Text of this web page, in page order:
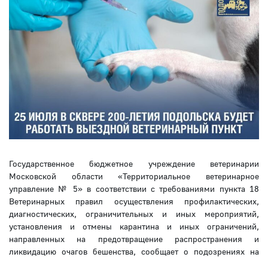
Государственное бюджетное учреждение ветеринарии
Московской области «Территориальное ветеринарное
управление № 5» в соответствии с требованиями пункта 18
Ветеринарных правил осуществления профилактических,
диагностических, ограничительных и иных мероприятий,
установления и отмены карантина и иных ограничений,
направленных на предотвращение распространения и
ликвидацию очагов бешенства, сообщает о подозрениях на